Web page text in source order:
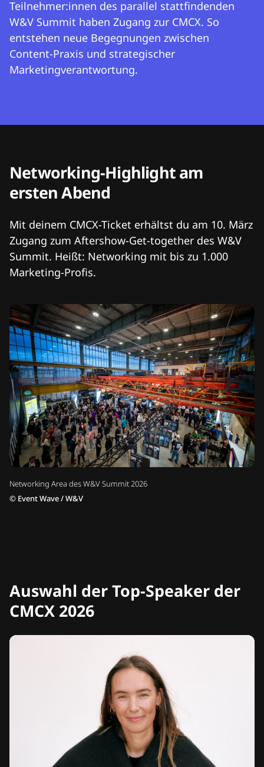
Teilnehmer:innen des parallel stattfindenden
W&V Summit haben Zugang zur CMCX. So
entstehen neue Begegnungen zwischen
Content-Praxis und strategischer
Marketingverantwortung.
Networking Area des W&V Summit 2026
© Event Wave / W&V
Networking-Highlight am
ersten Abend
Mit deinem CMCX-Ticket erhältst du am 10. März
Zugang zum Aftershow-Get-together des W&V
Summit. Heißt: Networking mit bis zu 1.000
Marketing-Profis.
Auswahl der Top-Speaker der
CMCX 2026